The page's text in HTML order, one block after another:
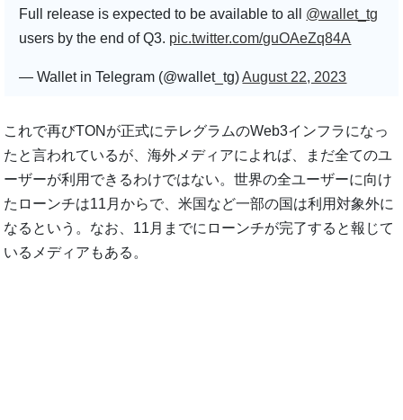
Full release is expected to be available to all @wallet_tg
users by the end of Q3. pic.twitter.com/guOAeZq84A
— Wallet in Telegram (@wallet_tg)August 22, 2023
これで再びTONが正式にテレグラムのWeb3インフラになっ
たと言われているが、海外メディアによれば、まだ全てのユ
ーザーが利用できるわけではない。世界の全ユーザーに向け
たローンチは11月からで、米国など一部の国は利用対象外に
なるという。なお、11月までにローンチが完了すると報じて
いるメディアもある。